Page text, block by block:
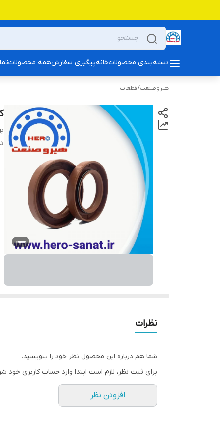
دسته‌بندی محصولاتخانهپیگیری سفارشهمه محصولات
هیروصنعت/قطعات
نظرات
شما هم درباره این محصول نظر خود را بنویسید.
برای ثبت نظر، لازم است ابتدا وارد حساب کاربری خود
افزودن نظر